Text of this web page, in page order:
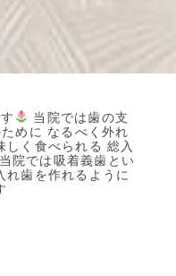
当院では歯の支
めに なるべく外れ
しく食べられる 総入
当院では吸着義歯とい
れ歯を作れるように